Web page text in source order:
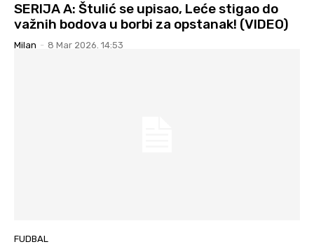
SERIJA A: Štulić se upisao, Leće stigao do
važnih bodova u borbi za opstanak! (VIDEO)
Milan - 8 Mar 2026. 14:53
FUDBAL